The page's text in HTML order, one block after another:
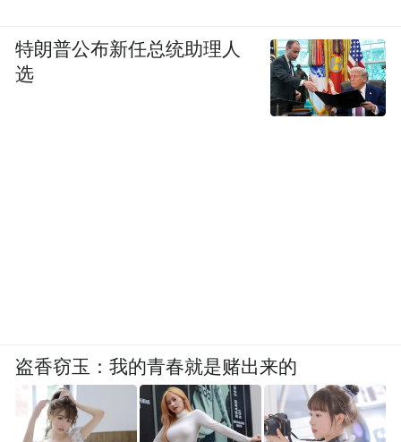
特朗普公布新任总统助理人
选
盗香窃玉：我的青春就是赌出来的